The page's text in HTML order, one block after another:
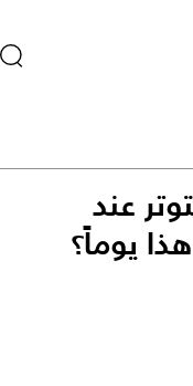
عند
يوماً؟